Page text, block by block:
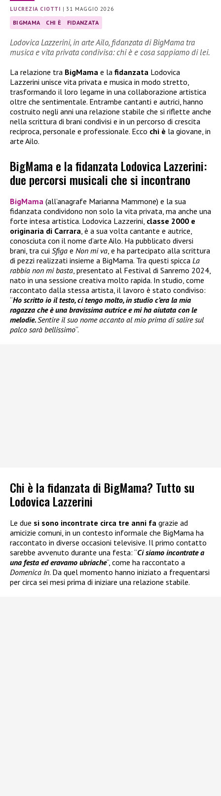
LUCREZIA CIOTTI |31 MAGGIO 2026
BIGMAMA CHI È FIDANZATA
Lodovica Lazzerini, in arte Ailo, fidanzata di BigMama tra
musica e vita privata condivisa: chi è e cosa sappiamo di lei.
La relazione tra BigMama e la fidanzata Lodovica
Lazzerini unisce vita privata e musica in modo stretto,
trasformando il loro legame in una collaborazione artistica
oltre che sentimentale. Entrambe cantanti e autrici, hanno
costruito negli anni una relazione stabile che si riflette anche
nella scrittura di brani condivisi e in un percorso di crescita
reciproca, personale e professionale. Ecco chi è la giovane, in
arte Ailo.
BigMama e la fidanzata Lodovica Lazzerini:
due percorsi musicali che si incontrano
BigMama (all’anagrafe Marianna Mammone) e la sua
fidanzata condividono non solo la vita privata, ma anche una
forte intesa artistica. Lodovica Lazzerini, classe 2000 e
originaria di Carrara , è a sua volta cantante e autrice,
conosciuta con il nome d’arte Ailo. Ha pubblicato diversi
brani, tra cui Sfiga e Non mi va , e ha partecipato alla scrittura
di pezzi realizzati insieme a BigMama. Tra questi spicca La
rabbia non mi basta , presentato al Festival di Sanremo 2024,
nato in una sessione creativa molto rapida. In studio, come
raccontato dalla stessa artista, il lavoro è stato condiviso:
“Ho scritto io il testo, ci tengo molto, in studio c’era la mia
ragazza che è una bravissima autrice e mi ha aiutata con le
melodie.Sentire il suo nome accanto al mio prima di salire sul
palco sarà bellissimo“.
Chi è la fidanzata di BigMama? Tutto su
Lodovica Lazzerini
Le due si sono incontrate circa tre anni fa grazie ad
amicizie comuni, in un contesto informale che BigMama ha
raccontato in diverse occasioni televisive. Il primo contatto
sarebbe avvenuto durante una festa: “Ci siamo incontrate a
una festa ed eravamo ubriache“, come ha raccontato a
Domenica In. Da quel momento hanno iniziato a frequentarsi
per circa sei mesi prima di iniziare una relazione stabile.